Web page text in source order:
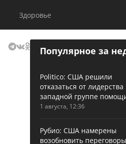
Здоровье
Популярное за
Politico: США решили
отказаться от лидерства
западной группе
Украине
1 августа, 12:36
Рубио: США намерены
возобновить